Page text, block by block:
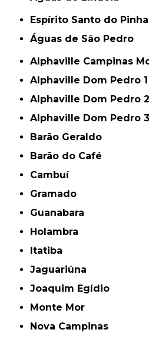
Espírito Santo do Pinhal
Águas de São Pedro
Alphaville Campinas
Alphaville Dom Pedro 1
Alphaville Dom Pedro 2
Alphaville Dom Pedro 3
Barão Geraldo
Barão do Café
Cambuí
Gramado
Guanabara
Holambra
Itatiba
Jaguariúna
Joaquim Egídio
Monte Mor
Nova Campinas